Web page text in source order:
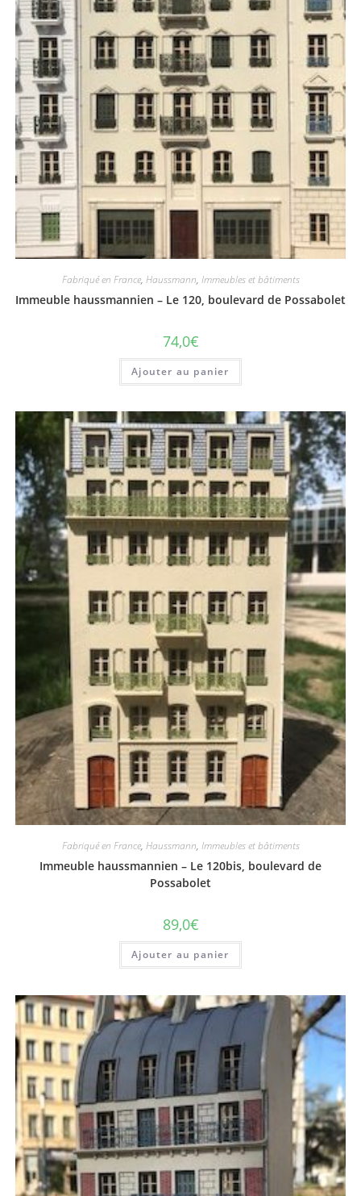
Fabriqué en France, Haussmann, Immeubles et bâtiments
Immeuble haussmannien – Le 120, boulevard de Possabolet
74,0€
Ajouter au panier
Fabriqué en France, Haussmann, Immeubles et bâtiments
Immeuble haussmannien – Le 120bis, boulevard de
Possabolet
89,0€
Ajouter au panier